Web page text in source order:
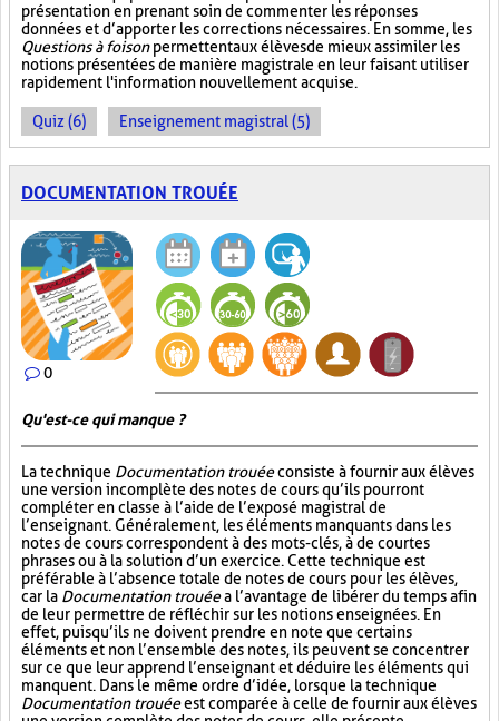
présentation en prenant soin de commenter les réponses
données et d’apporter les corrections nécessaires. En somme, les
Questions à foisonpermettent aux élèves de mieux assimiler les
notions présentées de manière magistrale en leur faisant utiliser
rapidement l'information nouvellement acquise.
Quiz (6) Enseignement magistral (5)
DOCUMENTATION TROUÉE
0
Qu'est-ce qui manque ?
La technique Documentation trouéeconsiste à fournir aux élèves
une version incomplète des notes de cours qu’ils pourront
compléter en classe à l’aide de l’exposé magistral de
l’enseignant. Généralement, les éléments manquants dans les
notes de cours correspondent à des mots-clés, à de courtes
phrases ou à la solution d’un exercice. Cette technique est
préférable à l’absence totale de notes de cours pour les élèves,
car la Documentation trouéea l’avantage de libérer du temps afin
de leur permettre de réfléchir sur les notions enseignées. En
effet, puisqu’ils ne doivent prendre en note que certains
éléments et non l’ensemble des notes, ils peuvent se concentrer
sur ce que leur apprend l’enseignant et déduire les éléments qui
manquent. Dans le même ordre d’idée, lorsque la technique
Documentation trouéeest comparée à celle de fournir aux élèves